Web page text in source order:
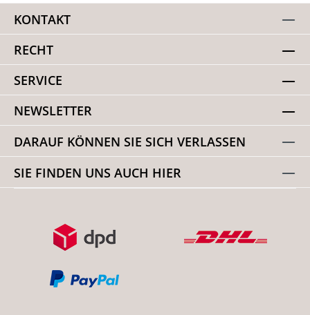
KONTAKT
RECHT
SERVICE
NEWSLETTER
DARAUF KÖNNEN SIE SICH VERLASSEN
SIE FINDEN UNS AUCH HIER